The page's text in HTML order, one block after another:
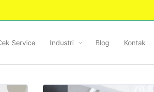
Service Industri Blog Kontak